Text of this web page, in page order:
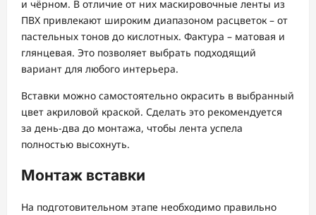
и чёрном. В отличие от них маскировочные ленты из
ПВХ привлекают широким диапазоном расцветок – от
пастельных тонов до кислотных. Фактура – матовая и
глянцевая. Это позволяет выбрать подходящий
вариант для любого интерьера.
Вставки можно самостоятельно окрасить в выбранный
цвет акриловой краской. Сделать это рекомендуется
за день-два до монтажа, чтобы лента успела
полностью высохнуть.
Монтаж вставки
На подготовительном этапе необходимо правильно